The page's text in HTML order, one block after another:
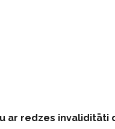
ar redzes invaliditāti